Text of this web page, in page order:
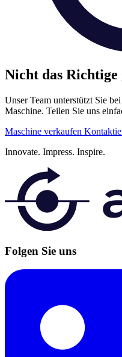
Nicht das Richtige
Unser Team unterstützt Sie
Maschine. Teilen Sie uns
Maschine verkaufen
Innovate. Impress. Inspire.
Folgen Sie uns